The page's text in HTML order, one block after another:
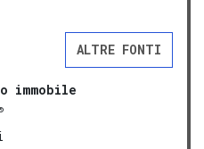
ALTRE FONTI
immobile